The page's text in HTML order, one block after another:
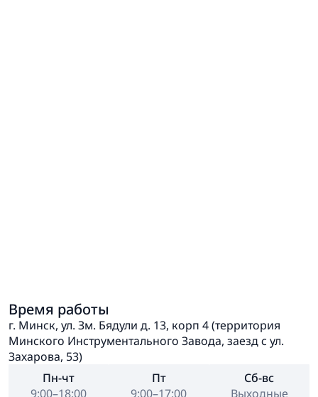
Время работы
г. Минск, ул. Зм. Бядули д. 13, корп 4 (территория
Минского Инструментального Завода, заезд с ул.
Захарова, 53)
Пн-чт
9:00–18:00
Пт
9:00–17:00
Сб-вс
Выходные